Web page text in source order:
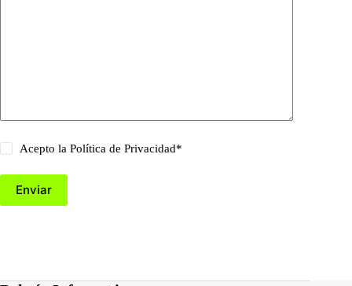
Acepto laPolítica de Privacidad*
Enviar